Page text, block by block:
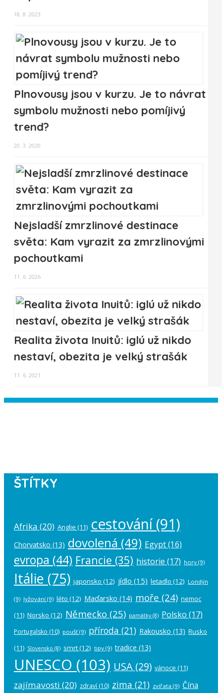
18. 8. 2023
Plnovousy jsou v kurzu. Je to návrat
symbolu mužnosti nebo pomíjivý
trend?
20. 3. 2020
Nejsladší zmrzlinové destinace
světa: Kam vyrazit za zmrzlinovými
pochoutkami
11. 6. 2026
Realita života Inuitů: iglú už nikdo
nestaví, obezita je velký strašák
11. 6. 2021
ŠTÍTKY
Afrika (20) Anglie (11) cestování(91)
Chorvatsko (13) dovolená (49) Egypt(16)
evropa (44) Francie (35) historie (17) hory (9)
Itálie (75) japonsko (12) jídlo (15) letadlo (12) Londýn
(9) lyžování (9) léto (12) Maďarsko (14) moře (24) nemoc
(11) Norsko (12) Německo (25) památky(8) Polsko (17)
Portugalsko (10) poušť(9) příroda (21) Rakousko (13) Rusko
(11) Slovensko (8) smrt(12) tipy (9) tradice (13)
UNESCO (103) USA (29) vánoce (11)
zajímavosti (20) zdraví (10) zima (21) zvířata (9) Čína